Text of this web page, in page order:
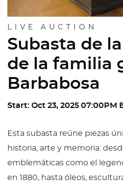
LIVE AUCTION
Subasta de
de la familia
Barbabosa
Start: Oct 23, 2025 07:00PM
Esta subasta reúne piezas
historia, arte y memoria:
emblemáticas como el
en 1880, hasta óleos,